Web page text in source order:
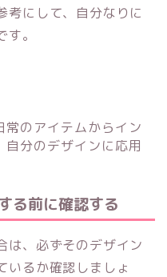
考にして、自分なりに
。
常のアイテムからイン
分のデザインに応用
る前に確認する
は、必ずそのデザイン
いるか確認しましょ